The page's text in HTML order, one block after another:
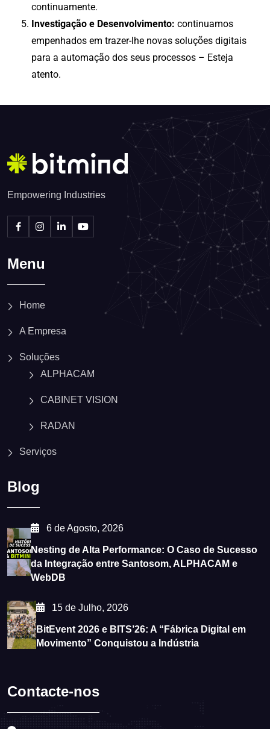
continuamente.
Investigação e Desenvolvimento: continuamos
empenhados em trazer-lhe novas soluções digitais
para a automação dos seus processos – Esteja
atento.
Empowering Industries
Menu
Home
A Empresa
Soluções
ALPHACAM
CABINET VISION
RADAN
Serviços
Blog
6 de Agosto, 2026
Nesting de Alta Performance: O Caso de Sucesso
da Integração entre Santosom, ALPHACAM e
WebDB
15 de Julho, 2026
BitEvent 2026 e BITS’26: A “Fábrica Digital em
Movimento” Conquistou a Indústria
Contacte-nos